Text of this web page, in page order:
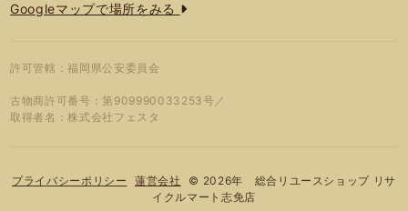
Googleマップで場所をみる
許可管轄：福岡県公安委員会
古物商許可番号：第909990033253号／
取得者名：株式会社フェスタ
プライバシーポリシー 蓮営会社
© 2026年 総合リユースショップ リサ
イクルマート志免店